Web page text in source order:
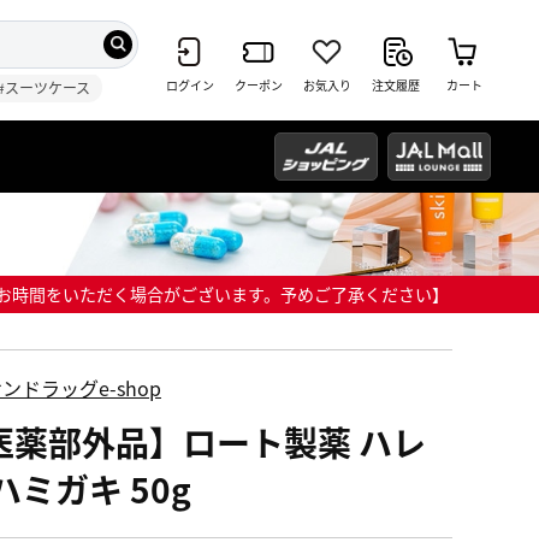
スーツケース ログイン クーポン お気入り 注文履歴 カート
間をいただく場合がございます。予めご了承ください】
ドラッグe-shop
薬部外品】ロート製薬 ハレ
ミガキ 50g